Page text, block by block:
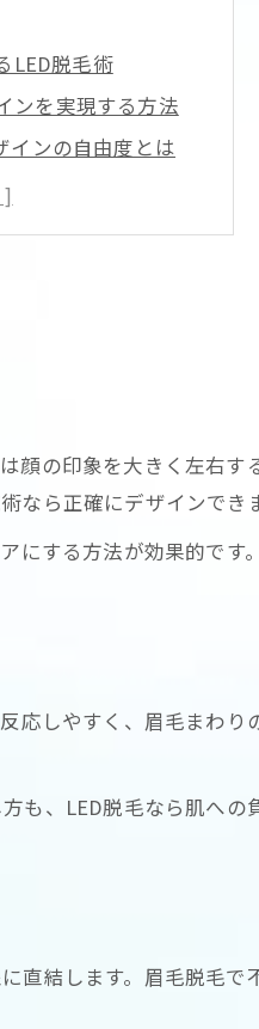
LED脱毛術
ンを実現する方法
インの自由度とは
わる理由に注目
入れるステップ
脱毛が最適
の理由を解説
のやさしい効果
毛効果とは
の眉毛効果を紹介
を防ぐ方法
脱毛で実現
めるポイント
くなる理由とは
顔の印象を大きく左右
ら正確にデザインできま
する方法が効果的です
応しやすく、眉毛まわ
も、LED脱毛なら肌への
直結します。眉毛脱毛